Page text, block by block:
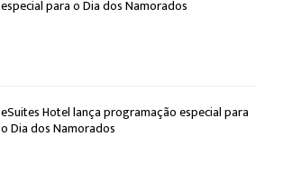
especial para o Dia dos Namorados
eSuites Hotel lança programação especial para
o Dia dos Namorados